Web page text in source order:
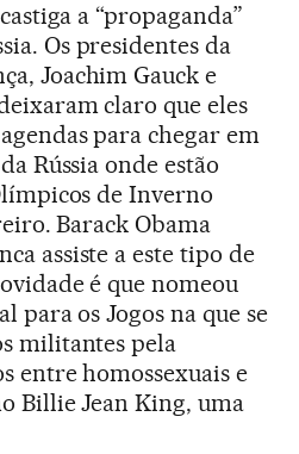
a “propaganda”
Os presidentes da
Joachim Gauck e
claro que eles
para chegar em
Rússia onde estão
de Inverno
Barack Obama
assiste a este tipo de
é que nomeou
para os Jogos na que se
militantes pela
entre homossexuais e
Billie Jean King, uma